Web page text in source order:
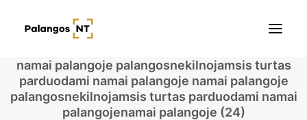
Pradžia
namai palangoje palangosnekilnojamsis turtas
parduodami namai palangoje namai palangoje
palangosnekilnojamsis turtas parduodami namai
palangojenamai palangoje (24)